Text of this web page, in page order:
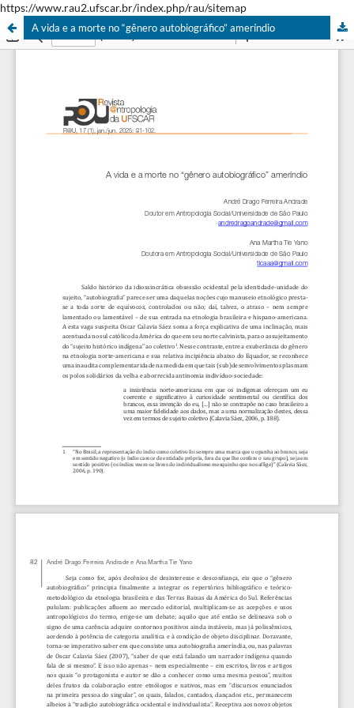
https://www.rau2.ufscar.br/index.php/rau/sitemap
A vida e a morte no “gênero autobiográfico” ameríndio